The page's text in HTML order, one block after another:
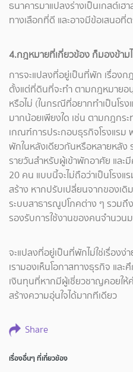
ธนาคารมาแปลงร่างเป็นเกสต์เฮ
ทางเลือกที่ดี และอาจมีข้อเสนอที่ต
4.กฎหมายที่เกี่ยวข้อง ก็มองข้าม
การจะแปลงที่อยู่เป็นที่พัก เรื่อ
ตั้งแต่ที่ดินที่จะทำ ตามกฎหมายอ
หรือไม่ (ในกรณีที่อยากทำเป็นโร
มากน้อยเพียงใด เช่น ตามกฎกร
เกณฑ์การประกอบธุรกิจโรงแร
พักในหลังเดียวกันหรือหลายหลัง
รายวันสำหรับผู้เข้าพักอาศัย และ
20 คน แบบนี้จะไม่ถือว่าเป็นโรง
สร้าง หากปรับเปลี่ยนจากของเดิ
ระบบสาธารณูปโภคต่าง ๆ รวมถึ
รองรับการใช้งานของคนจำนวน
จะแปลงที่อยู่เป็นที่พักไม่ใช่เรื่องง่
เรามองเห็นโอกาสทางธุรกิจ และ
เงินทุนที่หากมีผู้เชี่ยวชาญคอยให้
สร้างความอุ่นใจได้มากทีเดียว
Share
เรื่องอื่นๆ ที่เกี่ยวข้อง